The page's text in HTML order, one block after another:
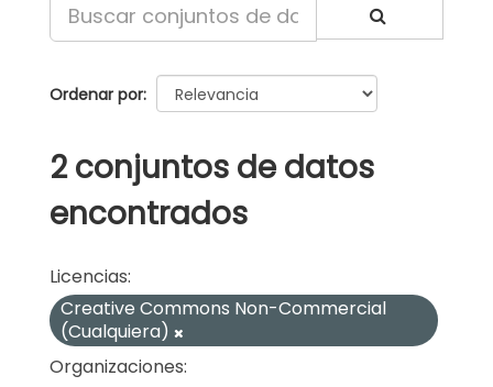
Ordenar por
2 conjuntos de datos
encontrados
Licencias:
Creative Commons Non-Commercial
(Cualquiera)
Organizaciones: